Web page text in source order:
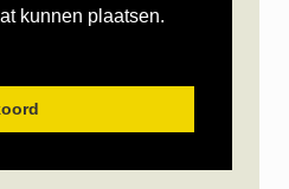
kunnen plaatsen.